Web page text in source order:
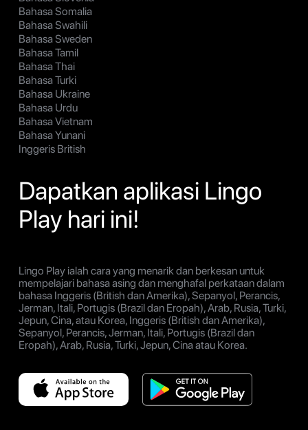
Bahasa Somalia
Bahasa Swahili
Bahasa Sweden
Bahasa Tamil
Bahasa Thai
Bahasa Turki
Bahasa Ukraine
Bahasa Urdu
Bahasa Vietnam
Bahasa Yunani
Inggeris British
Dapatkan aplikasi Lingo
Play hari ini!
Lingo Play ialah cara yang menarik dan berkesan untuk
mempelajari bahasa asing dan menghafal perkataan dalam
bahasa Inggeris (British dan Amerika), Sepanyol, Perancis,
Jerman, Itali, Portugis (Brazil dan Eropah), Arab, Rusia, Turki,
Jepun, Cina, atau Korea, Inggeris (British dan Amerika),
Sepanyol, Perancis, Jerman, Itali, Portugis (Brazil dan
Eropah), Arab, Rusia, Turki, Jepun, Cina atau Korea.